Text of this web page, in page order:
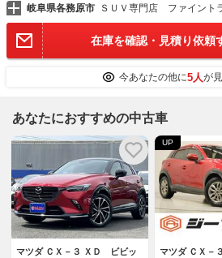
岐阜県各務原市 ＳＵＶ専門店 ファイント
在庫を確認・見積り依頼
今あなたの他に5人が
あなたにおすすめの中古車
マツダ ＣＸ－３ ＸＤ ビビッ
UP
マツダ ＣＸ－